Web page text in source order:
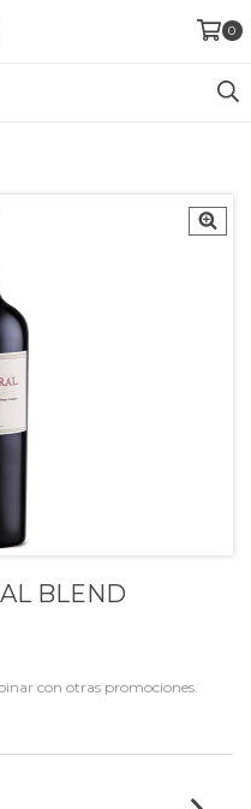
0
BLEND
con otras promociones.